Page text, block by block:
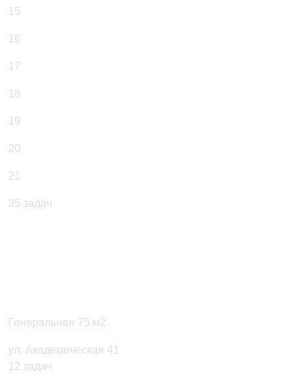
15
16
17
18
19
20
21
Генеральная 75 м2
ул. Академическая 41